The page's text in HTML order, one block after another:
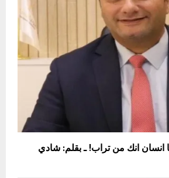
انسان انك من تراب! ـ بقلم: شادي